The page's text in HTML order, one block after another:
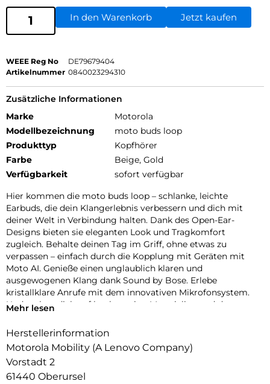
In den Warenkorb Jetzt kaufen
WEEE Reg No
DE79679404
Artikelnummer 0840023294310
Zusätzliche Informationen
Marke
Motorola
Modellbezeichnung
moto buds loop
Produkttyp
Kopfhörer
Farbe
Beige, Gold
Verfügbarkeit
sofort verfügbar
Hier kommen die moto buds loop – schlanke, leichte
Earbuds, die dein Klangerlebnis verbessern und dich mit
deiner Welt in Verbindung halten. Dank des Open-Ear-
Designs bieten sie eleganten Look und Tragkomfort
zugleich. Behalte deinen Tag im Griff, ohne etwas zu
verpassen – einfach durch die Kopplung mit Geräten mit
Moto AI. Genieße einen unglaublich klaren und
ausgewogenen Klang dank Sound by Bose. Erlebe
kristallklare Anrufe mit dem innovativen Mikrofonsystem.
Und verlass dich auf hochwertige Materialien und das
ununterbrochener Akkulaufzeit und noch mehr im Ladecase
im Einklang mit dir.
Mehr lesen
Herstellerinformation
Motorola Mobility (A Lenovo Company)
Vorstadt 2
61440 Oberursel